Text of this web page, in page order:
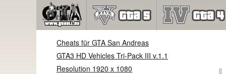
Cheats für GTA San Andreas
GTA3 HD Vehicles Tri-Pack III v.1.1
Resolution 1920 x 1080